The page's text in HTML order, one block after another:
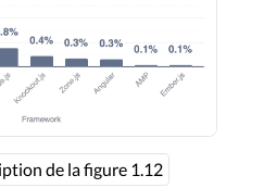
de la figure 1.12